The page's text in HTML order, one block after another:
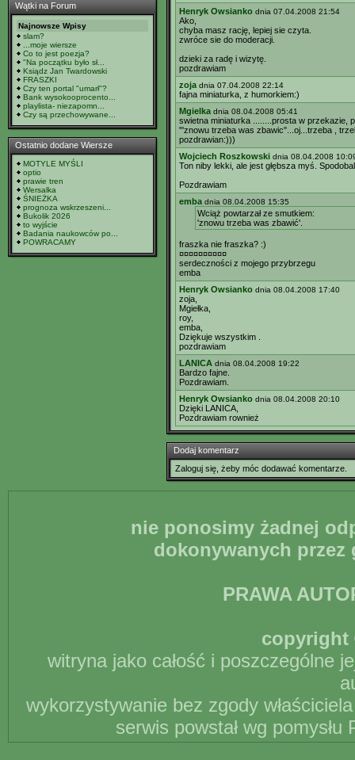
Wątki na Forum
Najnowsze Wpisy
slam?
...moje wiersze
Co to jest poezja?
"Na początku było sł...
Ksiądz Jan Twardowski
FRASZKI
Czy ten portal "umarł"?
Bank wysokooprocento...
playlista- niezapomn...
Czy są przechowywane...
Ostatnio dodane Wiersze
MOTYLE MYŚLI
optio
prawie tren
Wersalka
ŚNIEŻKA
prognoza wskrzeszeni...
Bukolik 2026
to wyjście
Badania naukowców po...
POWRACAMY
Henryk Owsianko dnia 07.04.2008 21:54
Ako,
chyba masz rację, lepiej sie czyta.
zwróce sie do moderacji.
dzieki za radę i wizytę.
pozdrawiam
zoja dnia 07.04.2008 22:14
fajna miniaturka, z humorkiem:)
Mgielka dnia 08.04.2008 05:41
swietna miniaturka ........prosta w przekazie,
"'znowu trzeba was zbawic"...oj...trzeba ,
pozdrawian:)))
Wojciech Roszkowski dnia 08.04.2008
Ton niby lekki, ale jest głębsza myś.
Pozdrawiam
emba dnia 08.04.2008 15:35
Wciąż powtarzał ze smutkiem:
'znowu trzeba was zbawić'.
fraszka nie fraszka? :)
¤¤¤¤¤¤¤¤¤¤
serdeczności z mojego przybrzegu
emba
Henryk Owsianko dnia 08.04.2008 17:40
zoja,
Mgiełka,
roy,
emba,
Dziękuje wszystkim .
pozdrawiam
LANICA dnia 08.04.2008 19:22
Bardzo fajne.
Pozdrawiam.
Henryk Owsianko dnia 08.04.2008 20:10
Dzięki LANICA,
Pozdrawiam rownież
Dodaj komentarz
Zaloguj się, żeby móc dodawać komentarze.
nie ponosimy żadnej
dokonywanych
PRAWA
copyright
witryna jako całość i poszczególne
wykorzystywanie bez zgody
serwis powstał wg